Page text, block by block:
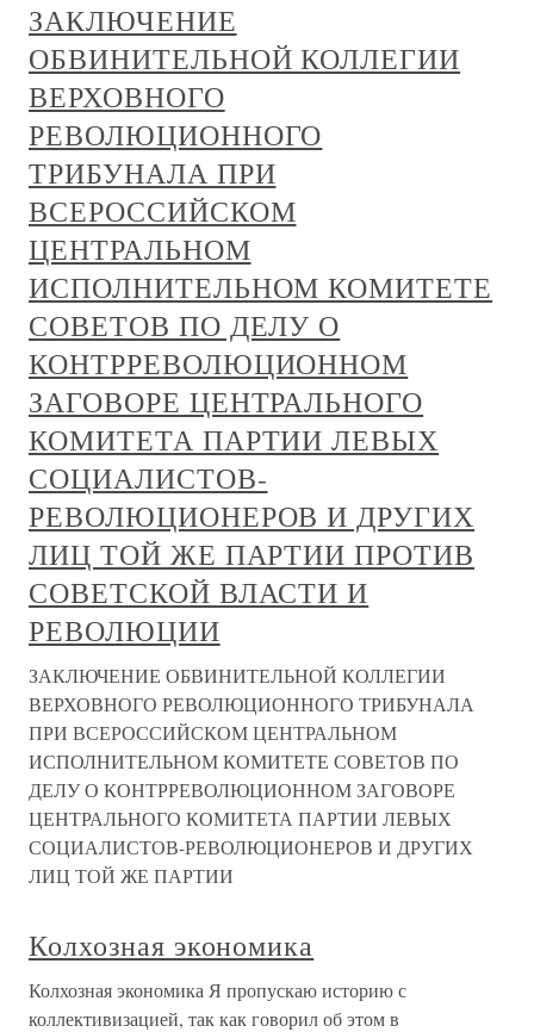
ЗАКЛЮЧЕНИЕ
ОБВИНИТЕЛЬНОЙ КОЛЛЕГИИ
ВЕРХОВНОГО
РЕВОЛЮЦИОННОГО
ТРИБУНАЛА ПРИ
ВСЕРОССИЙСКОМ
ЦЕНТРАЛЬНОМ
ИСПОЛНИТЕЛЬНОМ КОМИТЕТЕ
СОВЕТОВ ПО ДЕЛУ О
КОНТРРЕВОЛЮЦИОННОМ
ЗАГОВОРЕ ЦЕНТРАЛЬНОГО
КОМИТЕТА ПАРТИИ ЛЕВЫХ
СОЦИАЛИСТОВ-
РЕВОЛЮЦИОНЕРОВ И ДРУГИХ
ЛИЦ ТОЙ ЖЕ ПАРТИИ ПРОТИВ
СОВЕТСКОЙ ВЛАСТИ И
РЕВОЛЮЦИИ
ЗАКЛЮЧЕНИЕ ОБВИНИТЕЛЬНОЙ КОЛЛЕГИИ
ВЕРХОВНОГО РЕВОЛЮЦИОННОГО ТРИБУНАЛА
ПРИ ВСЕРОССИЙСКОМ ЦЕНТРАЛЬНОМ
ИСПОЛНИТЕЛЬНОМ КОМИТЕТЕ СОВЕТОВ ПО
ДЕЛУ О КОНТРРЕВОЛЮЦИОННОМ ЗАГОВОРЕ
ЦЕНТРАЛЬНОГО КОМИТЕТА ПАРТИИ ЛЕВЫХ
СОЦИАЛИСТОВ-РЕВОЛЮЦИОНЕРОВ И ДРУГИХ
ЛИЦ ТОЙ ЖЕ ПАРТИИ
Колхозная экономика
Колхозная экономика Я пропускаю историю с
коллективизацией, так как говорил об этом в